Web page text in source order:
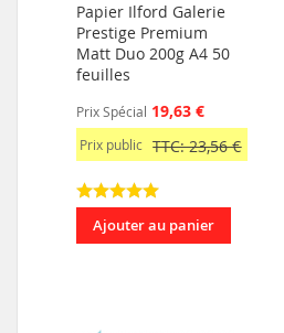
Papier Ilford Galerie
Prestige Premium
Matt Duo 200g A4 50
feuilles
Prix Spécial 19,63 €
Prix public TTC: 23,56 €
Ajouter au panier